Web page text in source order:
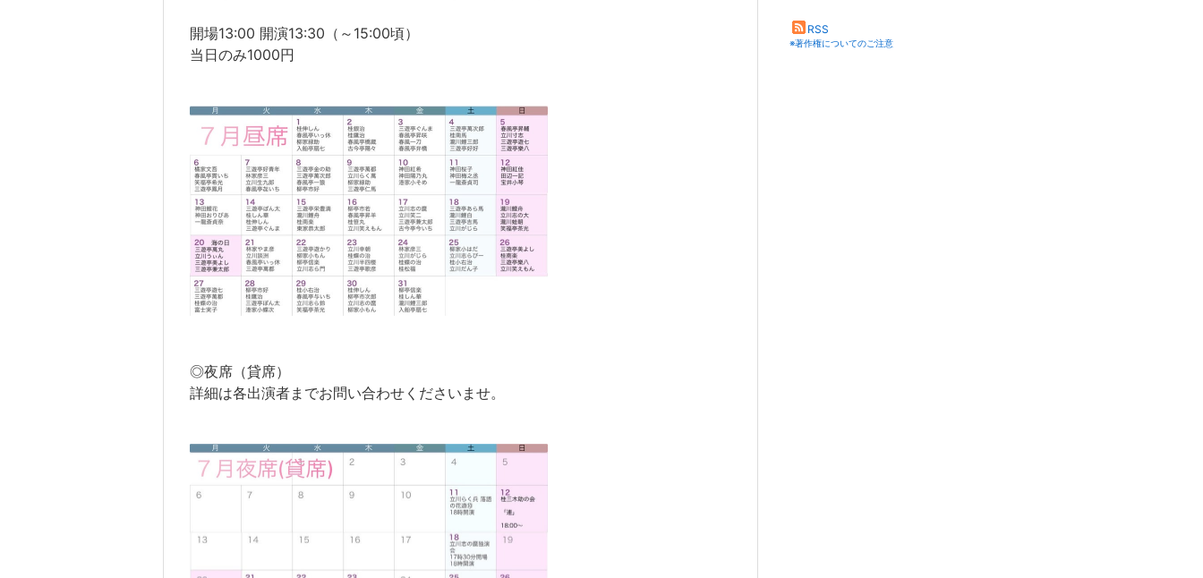
開場13:00 開演13:30（～15:00頃）
当日のみ1000円
◎夜席（貸席）
詳細は各出演者までお問い合わせくださいませ。
RSS
※著作権についてのご注意